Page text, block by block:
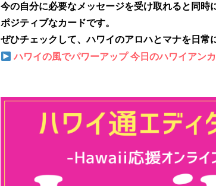
今の自分に必要なメッセージを受け取れると同時
ポジティブなカードです。
ぜひチェックして、ハワイのアロハとマナを日常
ハワイの風でパワーアップ 今日のハワイアン